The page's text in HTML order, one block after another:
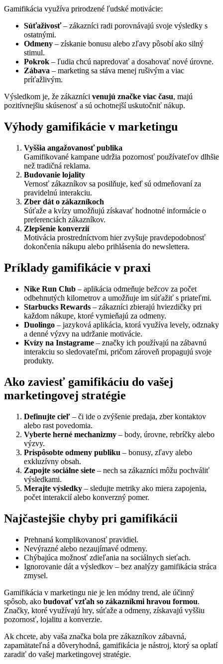
Gamifikácia využíva prirodzené ľudské motivácie:
Súťaživosť– zákazníci radi porovnávajú svoje výsledky s
ostatnými.
Odmeny – získanie bonusu alebo zľavy pôsobí ako silný
stimul.
Pokrok – ľudia chcú napredovať a dosahovať nové úrovne.
Zábava – marketing sa stáva menej rušivým a viac
príťažlivým.
Výsledkom je, že zákazníci venujú značke viac času, majú
pozitívnejšiu skúsenosť a sú ochotnejší uskutočniť nákup.
Výhody gamifikácie v marketingu
Vyššia angažovanosť publika
Gamifikované kampane udržia pozornosť používateľov dlhšie
než tradičná reklama.
Budovanie lojality
Vernosť zákazníkov sa posilňuje, keď sú odmeňovaní za
pravidelnú interakciu.
Zber dát o zákazníkoch
Súťaže a kvízy umožňujú získavať hodnotné informácie o
preferenciách zákazníkov.
Zlepšenie konverzií
Motivácia prostredníctvom hier zvyšuje pravdepodobnosť
dokončenia nákupu alebo prihlásenia do newslettera.
Príklady gamifikácie v praxi
Nike Run Club – aplikácia odmeňuje bežcov za počet
odbehnutých kilometrov a umožňuje im súťažiť s priateľmi.
Starbucks Rewards – zákazníci zbierajú hviezdičky pri
každom nákupe, ktoré vymieňajú za odmeny.
Duolingo – jazyková aplikácia, ktorá využíva levely, odznaky
a denné výzvy na udržanie motivácie.
Kvízy na Instagrame – značky ich používajú na zábavnú
interakciu so sledovateľmi, pričom zároveň propagujú svoje
produkty.
Ako zaviesť gamifikáciu do vašej
marketingovej stratégie
Definujte cieľ – či ide o zvýšenie predaja, zber kontaktov
alebo rast povedomia.
Vyberte herné mechanizmy – body, úrovne, rebríčky alebo
výzvy.
Prispôsobte odmeny publiku – bonusy, zľavy alebo
exkluzívny obsah.
Zapojte sociálne siete – nech sa zákazníci môžu pochváliť
výsledkami.
Merajte výsledky – sledujte metriky ako miera zapojenia,
počet interakcií alebo konverzný pomer.
Najčastejšie chyby pri gamifikácii
Prehnaná komplikovanosť pravidiel.
Nevýrazné alebo nezaujímavé odmeny.
Chýbajúca možnosť zdieľania na sociálnych sieťach.
Ignorovanie dát a výsledkov – bez analýzy gamifikácia stráca
zmysel.
Gamifikácia v marketingu nie je len módny trend, ale účinný
spôsob, ako budovať vzťah so zákazníkmi hravou formou.
Značky, ktoré využívajú hry, súťaže a odmeny, získavajú vyššiu
pozornosť, lojalitu a konverzie.
Ak chcete, aby vaša značka bola pre zákazníkov zábavná,
zapamätateľná a dôveryhodná, gamifikácia je nástroj, ktorý sa oplatí
zaradiť do vašej marketingovej stratégie.